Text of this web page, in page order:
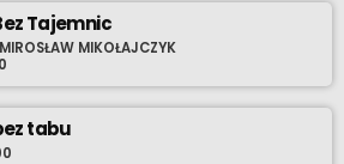
– lody, za które pozwoli się pokroić.
Tajemnic
MIKOŁAJCZYK
tabu